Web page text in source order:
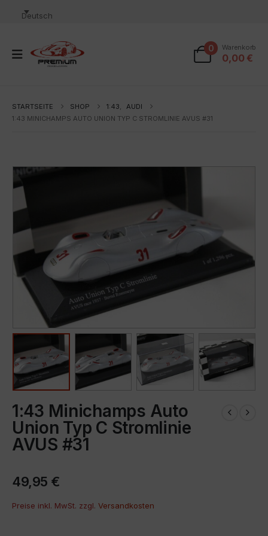
Deutsch
0 Warenkorb
0,00 €
STARTSEITE SHOP 1:43,
AUDI
1:43 MINICHAMPS AUTO UNION TYP C STROMLINIE AVUS #31
1:43 Minichamps Auto
Union Typ C Stromlinie
AVUS #31
49,95 €
Preise inkl. MwSt. zzgl. Versandkosten